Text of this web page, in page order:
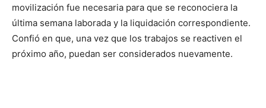
movilización fue necesaria para que se reconociera la
última semana laborada y la liquidación correspondiente.
Confió en que, una vez que los trabajos se reactiven el
próximo año, puedan ser considerados nuevamente.